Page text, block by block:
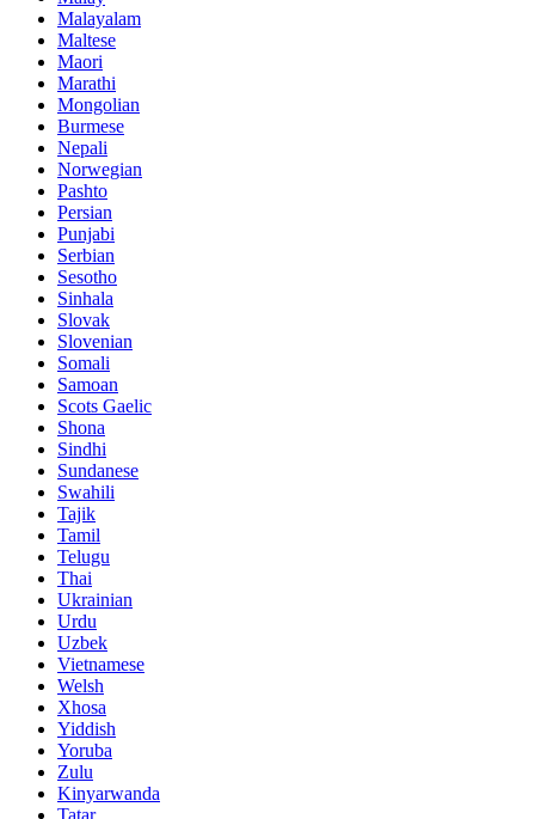
Malayalam
Maltese
Maori
Marathi
Mongolian
Burmese
Nepali
Norwegian
Pashto
Persian
Punjabi
Serbian
Sesotho
Sinhala
Slovak
Slovenian
Somali
Samoan
Scots Gaelic
Shona
Sindhi
Sundanese
Swahili
Tajik
Tamil
Telugu
Thai
Ukrainian
Urdu
Uzbek
Vietnamese
Welsh
Xhosa
Yiddish
Yoruba
Zulu
Kinyarwanda